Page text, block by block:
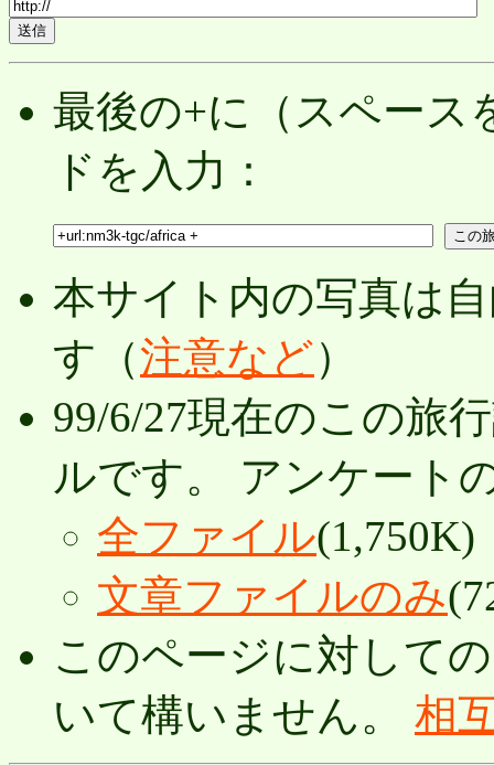
最後の+に（スペース
ドを入力：
本サイト内の写真は
す（注意など）
99/6/27現在のこの旅
ルです。 アンケート
全ファイル(1,750K)
文章ファイルのみ
このページに対して
いて構いません。 相